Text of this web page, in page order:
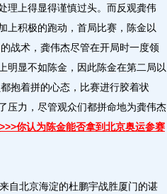
上得显得谨慎过头。而反观龚伟
上积极的跑动，首局比赛，陈金以
战术，龚伟杰尽管在开局时一度领
明显不如陈金，因此陈金在第二局以
抱着拼的心态，比赛进行胶着状
压力，尽管观众们都拼命地为龚伟杰
>>>你认为陈金能否拿到北京奥运参赛
北京海淀的杜鹏宇战胜厦门的谌